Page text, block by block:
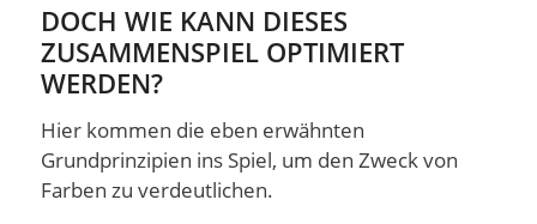
DOCH WIE KANN DIESES
ZUSAMMENSPIEL OPTIMIERT
WERDEN?
Hier kommen die eben erwähnten
Grundprinzipien ins Spiel, um den Zweck von
Farben zu verdeutlichen.